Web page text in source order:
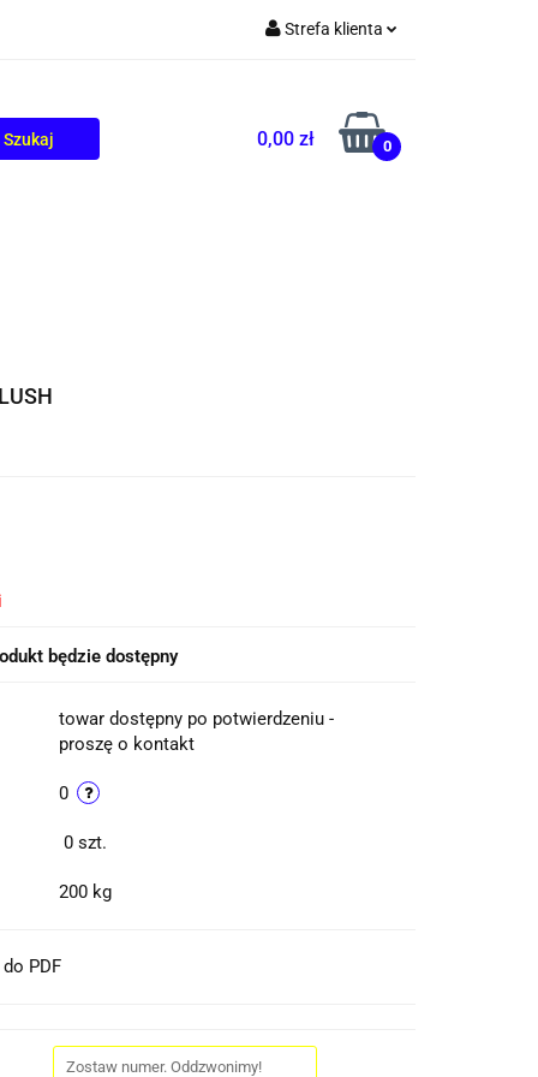
Strefa klienta
Zarejestruj się
Dodaj zgłoszenie
0,00 zł 0
będzie dostępny
towar dostępny po potwierdzeniu -
proszę o kontakt
0
0 szt.
200 kg
PDF